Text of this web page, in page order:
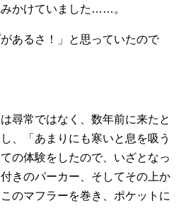
かけていました……。
あるさ！」と思っていたので
尋常ではなく、数年前に来たと
、「あまりにも寒いと息を吸う
の体験をしたので、いざとなっ
きのパーカー、そしてその上か
のマフラーを巻き、ポケットに